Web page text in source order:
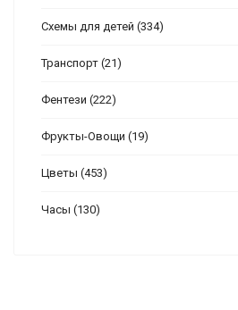
Схемы для детей (334)
Транспорт (21)
Фентези (222)
Фрукты-Овощи (19)
Цветы (453)
Часы (130)